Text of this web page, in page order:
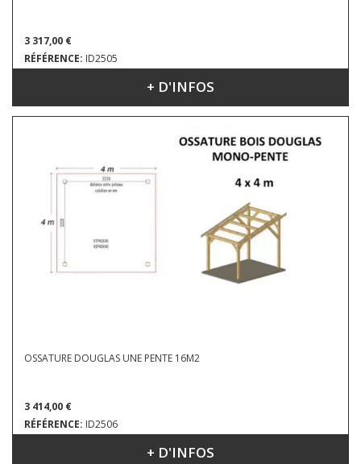
3 317,00 €
RÉFÉRENCE: ID2505
DIMENSIONS : 3 X 6 X 3.63 M+ D'INFOS
OSSATURE DOUGLAS UNE PENTE 16M2
3 414,00 €
RÉFÉRENCE: ID2506
DIMENSIONS : 4 X 4 X 3.93 M+ D'INFOS